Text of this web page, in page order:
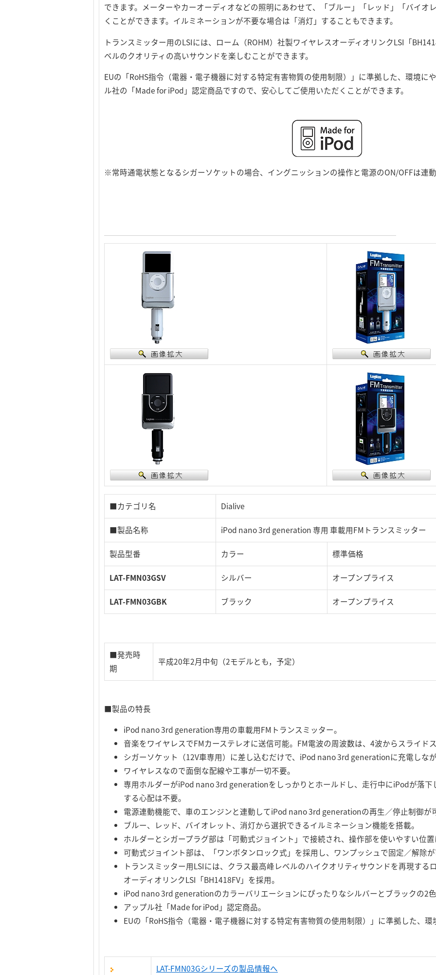
できます。メーターやカーオーディオなどの照明にあわせて、「ブルー」「レッド」「バイオ
くことができます。イルミネーションが不要な場合は「消灯」することもできます。
トランスミッター用のLSIには、ローム（ROHM）社製ワイヤレスオーディオリンクLSI「
ベルのクオリティの高いサウンドを楽しむことができます。
EUの「RoHS指令（電器・電子機器に対する特定有害物質の使用制限）」に準拠した、環境に
ル社の「Made for iPod」認定商品ですので、安心してご使用いただくことができます。
※常時通電状態となるシガーソケットの場合、イングニッションの操作と電源のON/OFFは連動
■カテゴリ名 Dialive
■製品名称 iPod nano 3rd generation 専用 車載用FMトランスミッター
製品型番 カラー 標準価格
LAT-FMN03GSV シルバー オープンプライス
LAT-FMN03GBK ブラック オープンプライス
■発売時
期
平成20年2月中旬（2モデルとも，予定）
■製品の特長
iPod nano 3rd generation専用の車載用FMトランスミッター。
音楽をワイヤレスでFMカーステレオに送信可能。FM電波の周波数は、4波からスライド
シガーソケット（12V車専用）に差し込むだけで、iPod nano 3rd generationに充電しなが
ワイヤレスなので面倒な配線や工事が一切不要。
専用ホルダーがiPod nano 3rd generationをしっかりとホールドし、走行中にiPodが落下
する心配は不要。
電源連動機能で、車のエンジンと連動してiPod nano 3rd generationの再生／停止制御が
ブルー、レッド、バイオレット、消灯から選択できるイルミネーション機能を搭載。
ホルダーとシガープラグ部は「可動式ジョイント」で接続され、操作部を使いやすい位置
可動式ジョイント部は、「ワンボタンロック式」を採用し、ワンプッシュで固定／解除が
トランスミッター用LSIには、クラス最高峰レベルのハイクオリティサウンドを再現する
オーディオリンクLSI「BH1418FV」を採用。
iPod nano 3rd generationのカラーバリエーションにぴったりなシルバーとブラックの2色
アップル社「Made for iPod」認定商品。
EUの「RoHS指令（電器・電子機器に対する特定有害物質の使用制限）」に準拠した、環
LAT-FMN03Gシリーズの製品情報へ